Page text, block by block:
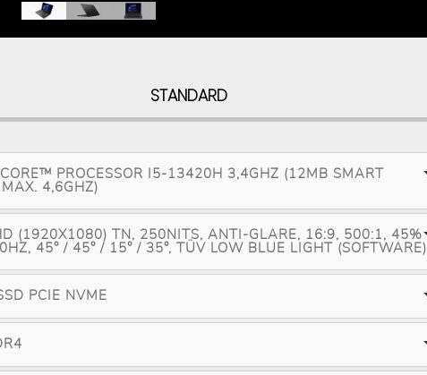
STANDARD
PROCESSOR I5-13420H 3,4GHZ (12MB SMART
4,6GHZ)
(1920X1080) TN, 250NITS, ANTI-GLARE, 16:9, 500:1, 45%
45° / 45° / 15° / 35°, TÜV LOW BLUE LIGHT (SOFTWARE)
PCIE NVME